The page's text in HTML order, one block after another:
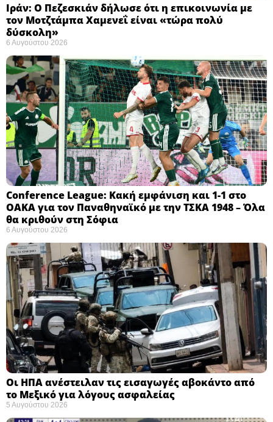
Ιράν: Ο Πεζεσκιάν δήλωσε ότι η επικοινωνία με
τον Μοτζτάμπα Χαμενεΐ είναι «τώρα πολύ
δύσκολη» ​
6 Αυγούστου 2026
Conference League: Κακή εμφάνιση και 1-1 στο
ΟΑΚΑ για τον Παναθηναϊκό με την ΤΣΚΑ 1948 – Όλα
θα κριθούν στη Σόφια ​
6 Αυγούστου 2026
Οι ΗΠΑ ανέστειλαν τις εισαγωγές αβοκάντο από
το Μεξικό για λόγους ασφαλείας
5 Αυγούστου 2026